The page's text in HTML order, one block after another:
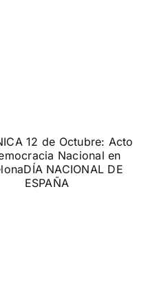
¡Libertad para
España, despierta
España!